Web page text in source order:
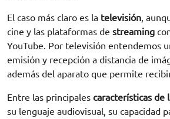
El caso más claro es la televisión,
cine y las plataformas de streaming
YouTube. Por televisión entendemos
emisión y recepción a distancia de
además del aparato que permite
Entre las principales características de
su lenguaje audiovisual, su capacidad